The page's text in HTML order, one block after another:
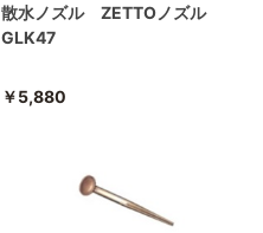
散水ノズル ZETTOノズル
GLK47
￥5,880